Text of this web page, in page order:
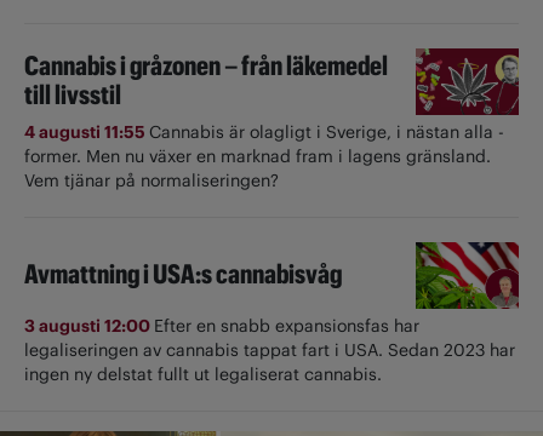
Cannabis i gråzonen – från läkemedel
till livsstil
4 augusti 11:55 Cannabis är olagligt i ­Sverige, i nästan alla ­
former. Men nu växer en marknad fram i lagens gränsland.
Vem tjänar på normaliseringen?
Avmattning i USA:s cannabisvåg
3 augusti 12:00 Efter en snabb expansionsfas har
legaliseringen av cannabis tappat fart i USA. Sedan 2023 har
ingen ny delstat fullt ut ­legaliserat cannabis.